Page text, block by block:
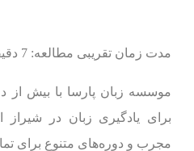
مدت زمان تقریبی مطالعه: 7 دقیقه
موسسه زبان پارسا با بیش از
برای یادگیری زبان در
مجرب و دوره‌های متنوع برای